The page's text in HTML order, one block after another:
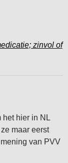
zinvol of
het hier in NL
maar eerst
van PVV